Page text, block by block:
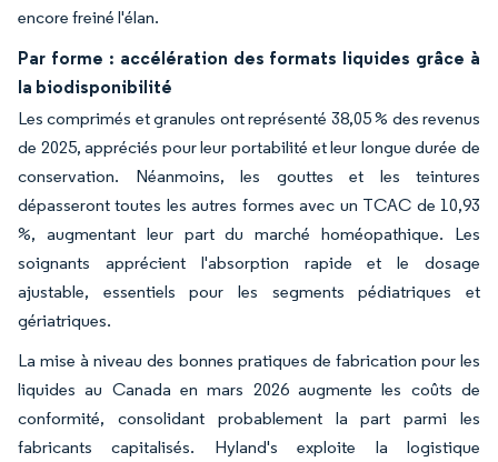
encore freiné l'élan.
Par forme : accélération des formats liquides grâce à
la biodisponibilité
Les comprimés et granules ont représenté 38,05 % des revenus
de 2025, appréciés pour leur portabilité et leur longue durée de
conservation. Néanmoins, les gouttes et les teintures
dépasseront toutes les autres formes avec un TCAC de 10,93
%, augmentant leur part du marché homéopathique. Les
soignants apprécient l'absorption rapide et le dosage
ajustable, essentiels pour les segments pédiatriques et
gériatriques.
La mise à niveau des bonnes pratiques de fabrication pour les
liquides au Canada en mars 2026 augmente les coûts de
conformité, consolidant probablement la part parmi les
fabricants capitalisés. Hyland's exploite la logistique